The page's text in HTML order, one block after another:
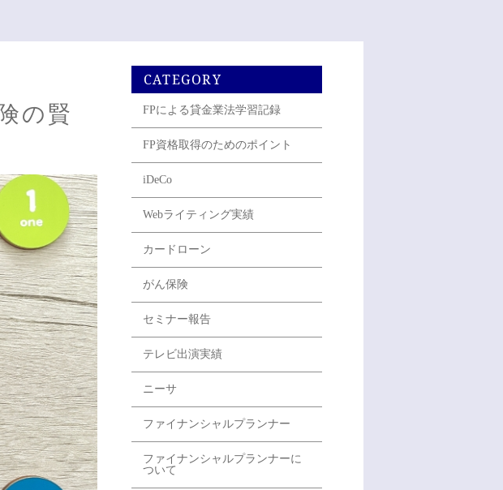
の賢
CATEGORY
FPによる貸金業法学習記録
FP資格取得のためのポイント
iDeCo
Webライティング実績
カードローン
がん保険
セミナー報告
テレビ出演実績
ニーサ
ファイナンシャルプランナー
ファイナンシャルプランナーに
ついて